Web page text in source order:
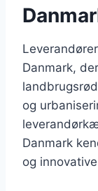
Danmark,
og
Danmark
og